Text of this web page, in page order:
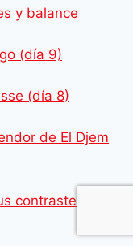
y balance
(día 9)
(día 8)
de El Djem
contrastes (día